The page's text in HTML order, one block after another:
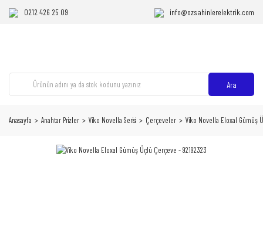
0212 426 25 09 info@ozsahinlerelektrik.com
Ara
Anasayfa Anahtar Prizler Viko Novella Serisi Çerçeveler Viko Novella Eloxal Gümüş